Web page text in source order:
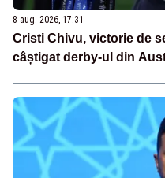
8 aug. 2026, 17:31
Cristi Chivu, victorie de
câștigat derby-ul din